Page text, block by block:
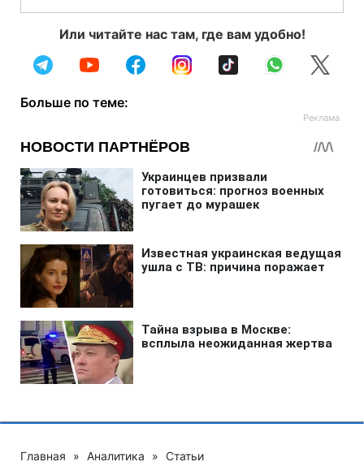
Или читайте нас там, где вам удобно!
Больше по теме:
Главная » Аналитика » Статьи